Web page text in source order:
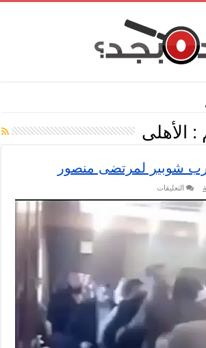
: الأهلى
شوبير لمرتضى منصور
التعليقات
فيديو
لمرتضى